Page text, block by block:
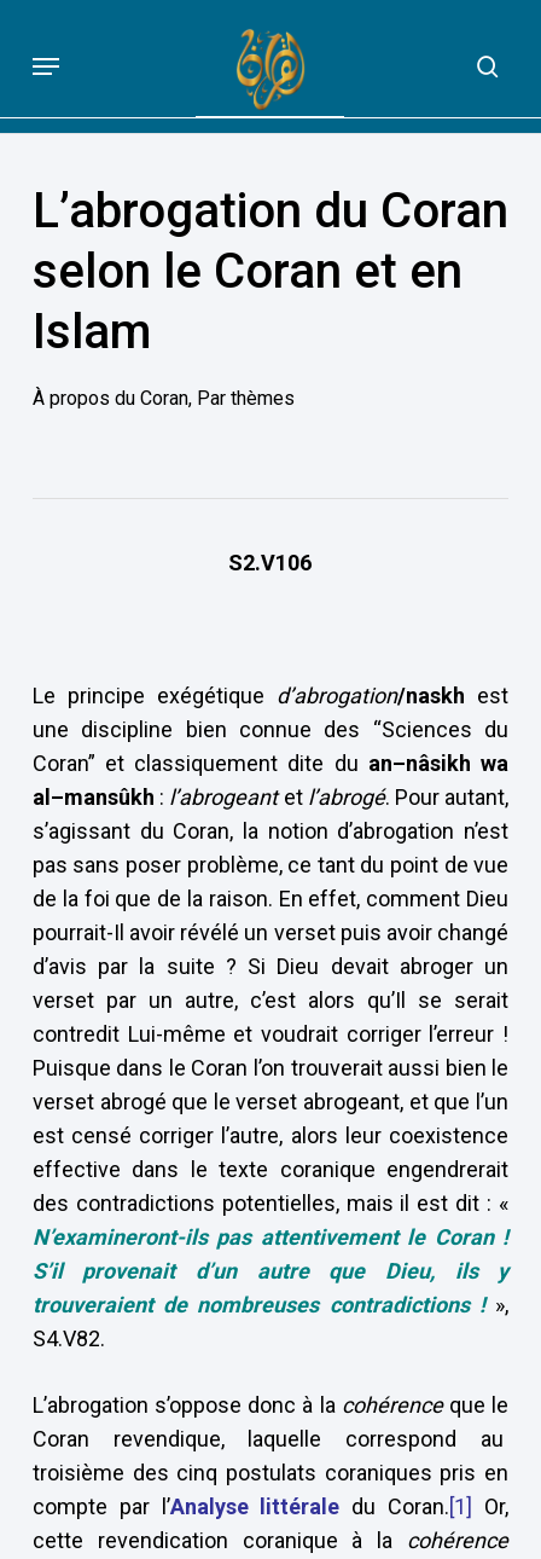
main
content
QUE DIT VRAIMENT LE CORAN
Menu
L’abrogation du Coran
selon le Coran et en
Islam
À propos du Coran, Par thèmes
S2.V106
Le principe exégétique d’abrogation/naskh est
une discipline bien connue des “Sciences du
Coran” et classiquement dite du an–nâsikh wa
al–mansûkh : l’abrogeantet l’abrogé. Pour autant,
s’agissant du Coran, la notion d’abrogation n’est
pas sans poser problème, ce tant du point de vue
de la foi que de la raison. En effet, comment Dieu
pourrait-Il avoir révélé un verset puis avoir changé
d’avis par la suite ? Si Dieu devait abroger un
verset par un autre, c’est alors qu’Il se serait
contredit Lui-même et voudrait corriger l’erreur !
Puisque dans le Coran l’on trouverait aussi bien le
verset abrogé que le verset abrogeant, et que l’un
est censé corriger l’autre, alors leur coexistence
effective dans le texte coranique engendrerait
des contradictions potentielles, mais il est dit : «
N’examineront-ils pas attentivement le Coran !
S’il provenait d’un autre que Dieu, ils y
trouveraient de nombreuses contradictions ! »,
S4.V82.
L’abrogation s’oppose donc à la cohérenceque le
Coran revendique, laquelle correspond au
troisième des cinq postulats coraniques pris en
compte par l’Analyse littérale du Coran.[1]
Or,
cette revendication coranique à la cohérence